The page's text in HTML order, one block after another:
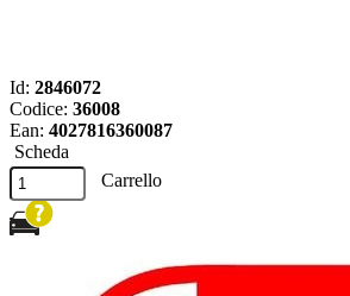
Id: 2846072
Codice: 36008
Ean: 4027816360087
Scheda
Carrello